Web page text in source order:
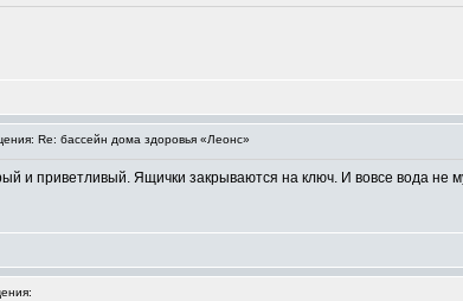
Re: бассейн дома здоровья «Леонс»
и приветливый. Ящички закрываются на ключ. И вовсе вода не